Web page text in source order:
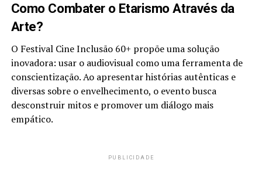
Como Combater o Etarismo Através da
Arte?
O Festival Cine Inclusão 60+ propõe uma solução
inovadora: usar o audiovisual como uma ferramenta de
conscientização. Ao apresentar histórias autênticas e
diversas sobre o envelhecimento, o evento busca
desconstruir mitos e promover um diálogo mais
empático.
PUBLICIDADE